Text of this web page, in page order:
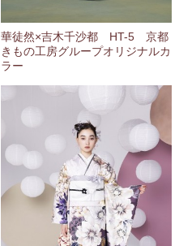
華徒然×吉木千沙都 HT-5 京都
きもの工房グループオリジナルカ
ラー